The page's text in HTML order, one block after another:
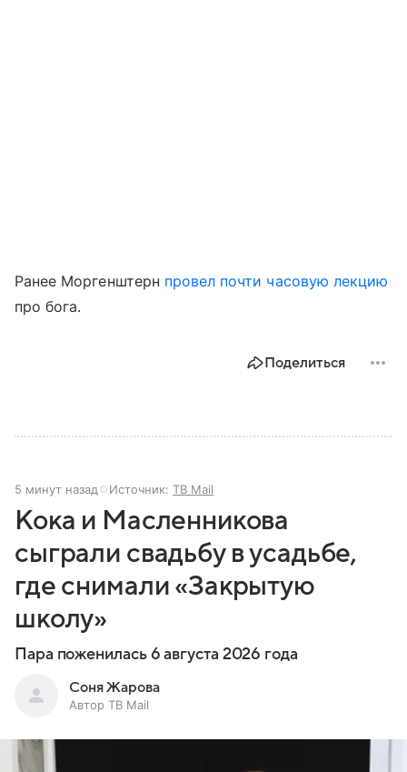
Ранее Моргенштерн провел почти часовую лекцию
про бога.
Поделиться
5 минут назад Источник: ТВ Mail
Кока и Масленникова
сыграли свадьбу в усадьбе,
где снимали «Закрытую
школу»
Пара поженилась 6 августа 2026 года
Соня Жарова
Автор ТВ Mail